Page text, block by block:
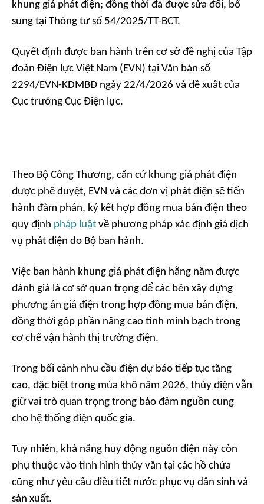
khung giá phát điện; đồng thời đã được sửa đổi, bổ
sung tại Thông tư số 54/2025/TT-BCT.
Quyết định được ban hành trên cơ sở đề nghị của Tập
đoàn Điện lực Việt Nam (EVN) tại Văn bản số
2294/EVN-KDMBĐ ngày 22/4/2026 và đề xuất của
Cục trưởng Cục Điện lực.
Theo Bộ Công Thương, căn cứ khung giá phát điện
được phê duyệt, EVN và các đơn vị phát điện sẽ tiến
hành đàm phán, ký kết hợp đồng mua bán điện theo
quy định pháp luật về phương pháp xác định giá dịch
vụ phát điện do Bộ ban hành.
Việc ban hành khung giá phát điện hằng năm được
đánh giá là cơ sở quan trọng để các bên xây dựng
phương án giá điện trong hợp đồng mua bán điện,
đồng thời góp phần nâng cao tính minh bạch trong
cơ chế vận hành thị trường điện.
Trong bối cảnh nhu cầu điện dự báo tiếp tục tăng
cao, đặc biệt trong mùa khô năm 2026, thủy điện vẫn
giữ vai trò quan trọng trong bảo đảm nguồn cung
cho hệ thống điện quốc gia.
Tuy nhiên, khả năng huy động nguồn điện này còn
phụ thuộc vào tình hình thủy văn tại các hồ chứa
cũng như yêu cầu điều tiết nước phục vụ dân sinh và
sản xuất.